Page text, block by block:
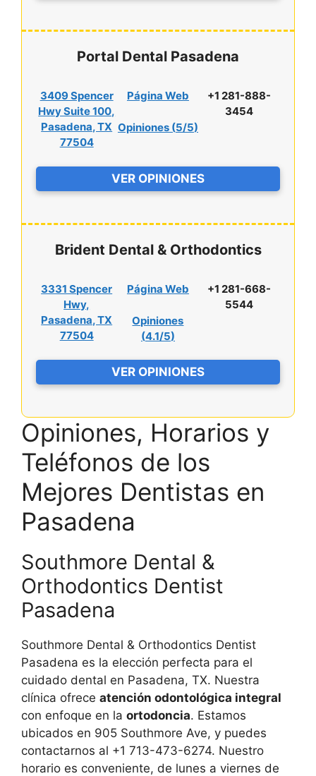
Portal Dental Pasadena
3409 Spencer
Hwy Suite 100,
Pasadena, TX
77504
Página Web
Opiniones (5/5)
+1 281-888-
3454
VER OPINIONES
Brident Dental & Orthodontics
3331 Spencer
Hwy,
Pasadena, TX
77504
Página Web
Opiniones
(4.1/5)
+1 281-668-
5544
VER OPINIONES
Opiniones, Horarios y
Teléfonos de los
Mejores Dentistas en
Pasadena
Southmore Dental &
Orthodontics Dentist
Pasadena
Southmore Dental & Orthodontics Dentist
Pasadena es la elección perfecta para el
cuidado dental en Pasadena, TX. Nuestra
clínica ofrece atención odontológica integral
con enfoque en la ortodoncia. Estamos
ubicados en 905 Southmore Ave, y puedes
contactarnos al +1 713-473-6274. Nuestro
horario es conveniente, de lunes a viernes de